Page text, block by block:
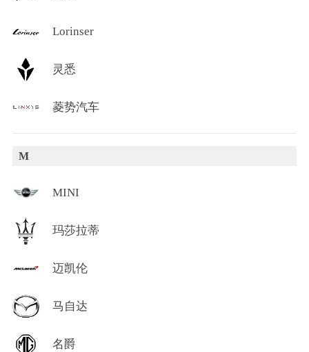
Lorinser
灵悉
菱势汽车
M
MINI
玛莎拉蒂
迈凯伦
马自达
名爵